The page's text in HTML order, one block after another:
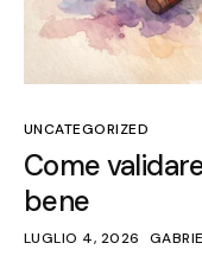
UNCATEGORIZED
Come
bene
LUGLIO 4, 2026